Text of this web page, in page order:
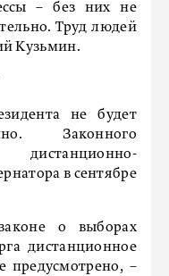
– без них не
Труд людей
Кузьмин.
не будет
Законного
в сентябре
о выборах
дистанционное
предусмотрено, –